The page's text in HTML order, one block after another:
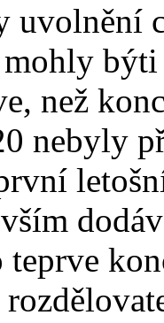
uvolnění
než
nebyly